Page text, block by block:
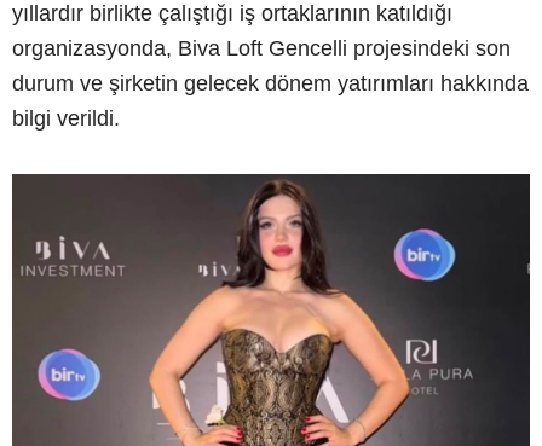
yıllardır birlikte çalıştığı iş ortaklarının katıldığı
organizasyonda, Biva Loft Gencelli projesindeki son
durum ve şirketin gelecek dönem yatırımları hakkında
bilgi verildi.